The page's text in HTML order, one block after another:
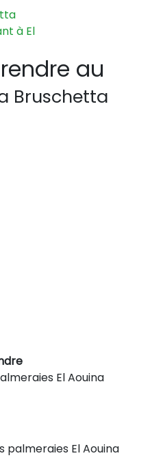
au
Bruschetta
El Aouina
palmeraies El Aouina